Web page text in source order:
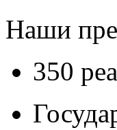
Наши
350